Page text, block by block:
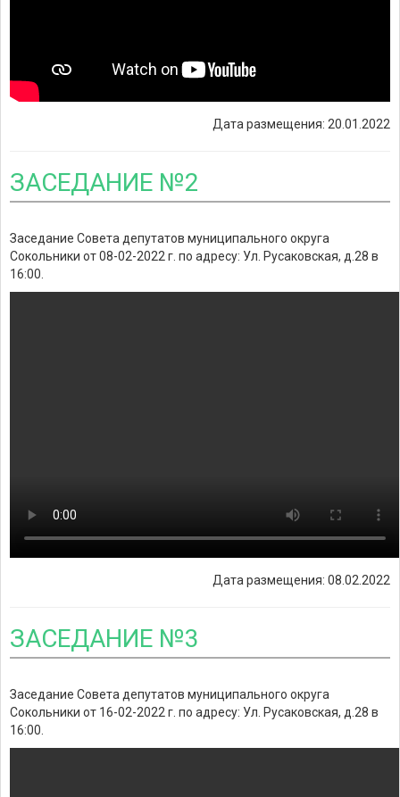
Дата размещения: 20.01.2022
ЗАСЕДАНИЕ №2
Заседание Совета депутатов муниципального округа
Сокольники от 08-02-2022 г. по адресу: Ул. Русаковская, д.28 в
16:00.
Дата размещения: 08.02.2022
ЗАСЕДАНИЕ №3
Заседание Совета депутатов муниципального округа
Сокольники от 16-02-2022 г. по адресу: Ул. Русаковская, д.28 в
16:00.